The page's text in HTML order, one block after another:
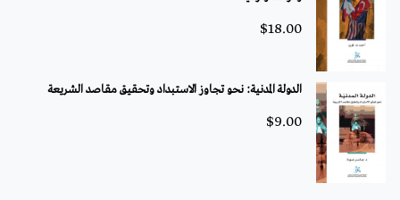
$18.00
الدولة المدنية: نحو تجاوز الاستبداد وتحقيق مقاصد الشريعة
$9.00